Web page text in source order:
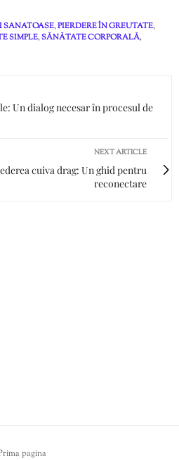
SANATOASE,PIERDERE ÎN GREUTATE,
SIMPLE,SĂNĂTATE CORPORALĂ,
Un dialog necesar în procesul de
NEXT ARTICLE
cuiva drag: Un ghid pentru
reconectare
pagina